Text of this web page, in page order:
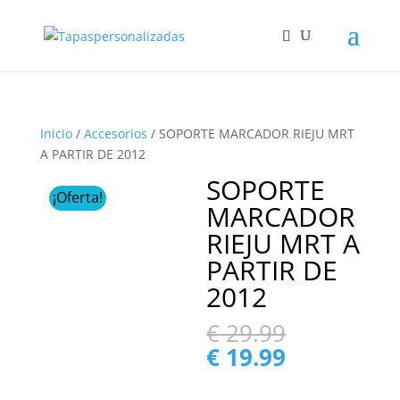
Inicio/ Accesorios / SOPORTE MARCADOR RIEJU MRT
A PARTIR DE 2012
¡Oferta! SOPORTE
MARCADOR
RIEJU MRT A
PARTIR DE
2012
€29.99
€ 19.99